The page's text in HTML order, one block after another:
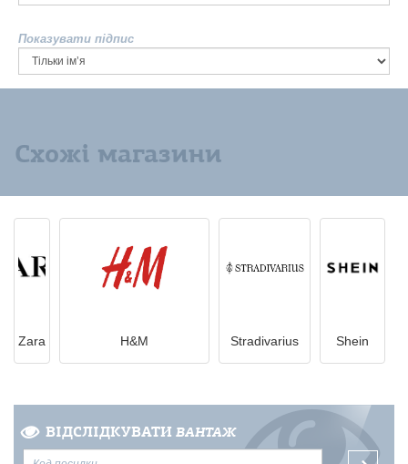
Показувати підпис
Схожі магазини
Zara H&M Stradivarius Shein
ВІДСЛІДКУВАТИ ВАНТАЖ